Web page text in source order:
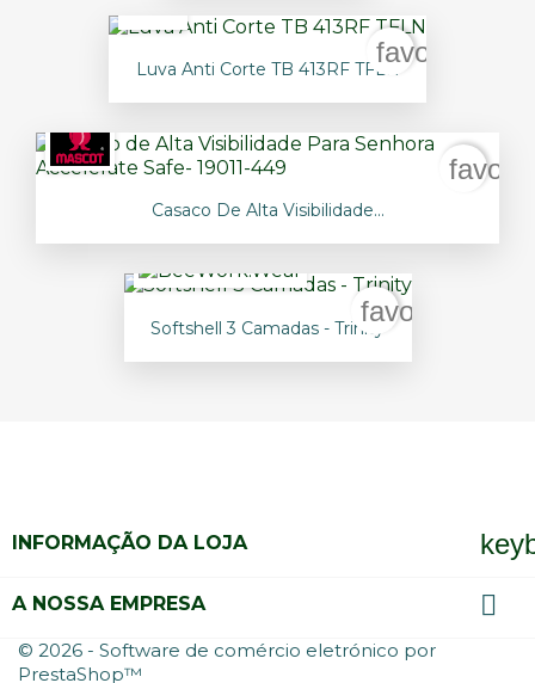
Luva Anti Corte TB 413RF TFLN
Casaco De Alta Visibilidade...
Softshell 3 Camadas - Trinity
INFORMAÇÃO DA LOJA
A NOSSA EMPRESA 
© 2026 - Software de comércio eletrónico por
PrestaShop™